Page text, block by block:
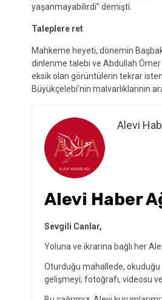
yaşanmayabilirdi” demişti.
Taleplere ret
Mahkeme heyeti, dönemin
dinlenme talebi ve Abdullah
eksik olan görüntülerin tekrar
Büyükçelebi’nin malvarlıklarının
Alevi
Alevi Haber
Sevgili Canlar,
Yoluna ve ikrarına bağlı her
Oturduğu mahallede, okuduğu
gelişmeyi; fotoğrafı, videosu